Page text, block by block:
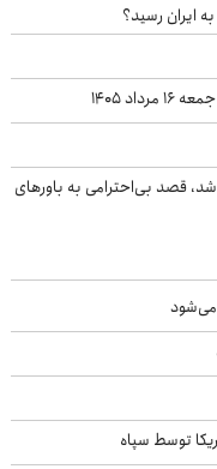
ایران رسید؟
۱۴۰۵
قصد بی‌احترامی به باورهای
می‌شود
توسط سپاه